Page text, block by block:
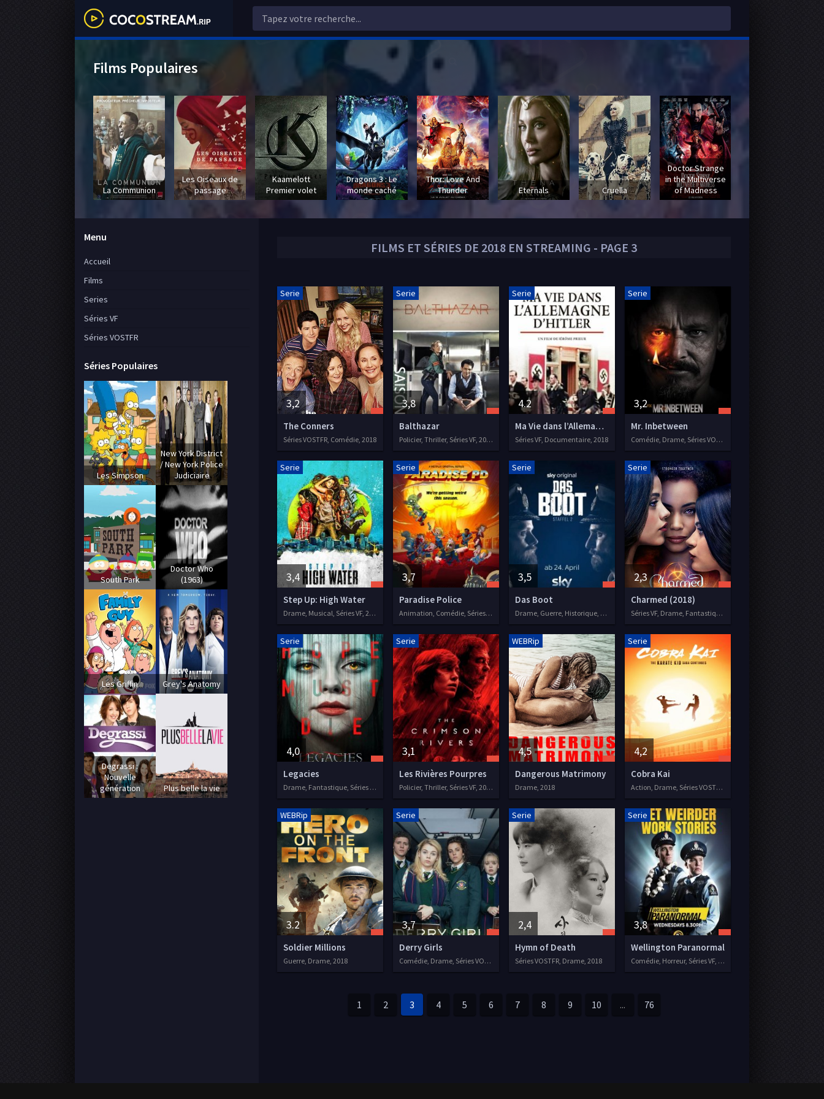
FILMS ET SÉRIES DE 2018 EN STREAMING - PAGE 3
3,2
Serie
The Conners
Séries VOSTFR, Comédie, 2018
3,8
Serie
Balthazar
Policier, Thriller, Séries VF, 2018
4.2
Serie
Ma Vie dans l’Allemagne d’Hitler
Séries VF, Documentaire, 2018
3,2
Serie
Mr. Inbetween
Comédie, Drame, Séries VOSTFR, 2018
3,4
Serie
Step Up: High Water
Drame, Musical, Séries VF, 2018
3,7
Serie
Paradise Police
Animation, Comédie, Séries VF, 2018
3,5
Serie
Das Boot
Drame, Guerre, Historique, Séries VF, 2018
2,3
Serie
Charmed (2018)
Séries VF, Drame, Fantastique, Thriller, 2018
4,0
Serie
Legacies
Drame, Fantastique, Séries VOSTFR, 2018
3,1
Serie
Les Rivières Pourpres
Policier, Thriller, Séries VF, 2018
4,5
WEBRip
Dangerous Matrimony
Drame, 2018
4,2
Serie
Cobra Kai
Action, Drame, Séries VOSTFR, 2018
3.2
WEBRip
Soldier Millions
Guerre, Drame, 2018
3,7
Serie
Derry Girls
Comédie, Drame, Séries VOSTFR, 2018
2,4
Serie
Hymn of Death
Séries VOSTFR, Drame, 2018
3,8
Serie
Wellington Paranormal
Comédie, Horreur, Séries VF, 2018
1 2 3 4 5 6 7 8 9 10 ... 76
Menu
Accueil
Films
Series
Séries VF
Séries VOSTFR
Séries Populaires
Les Simpson
New York District
/ New York Police
Judiciaire
South Park
Doctor Who
(1963)
Les Griffin Grey's Anatomy
Degrassi :
Nouvelle
génération
Plus belle la vie
Films Populaires
La Communion
Les Oiseaux de
passage
Kaamelott
Premier volet
Dragons 3 : Le
monde caché
Thor: Love And
Thunder
Eternals Cruella
Doctor Strange
in the Multiverse
of Madness